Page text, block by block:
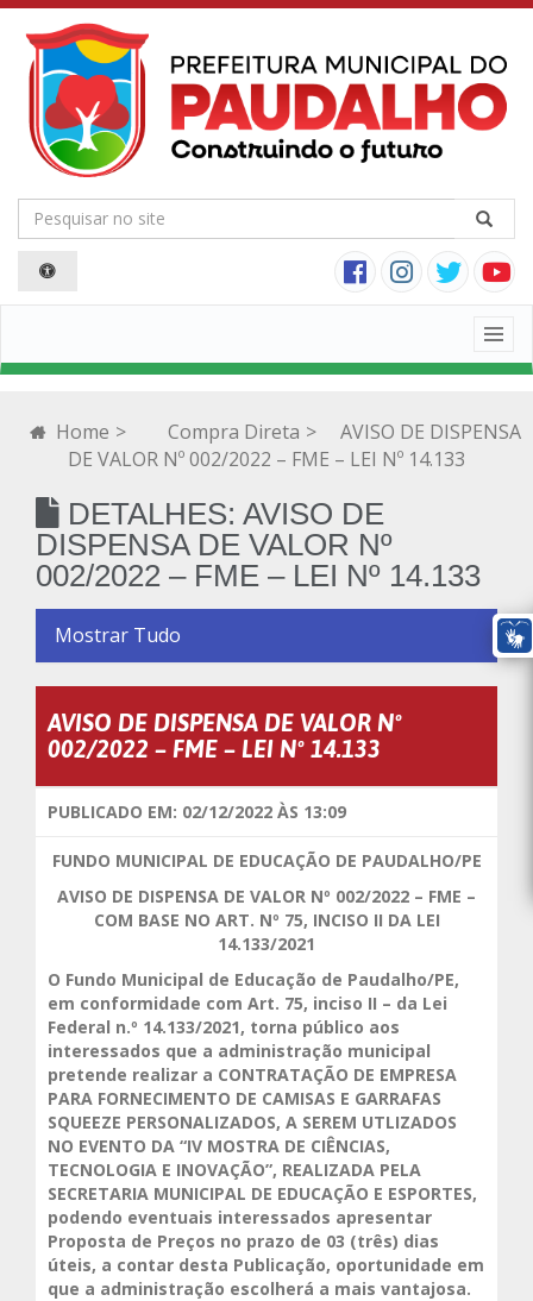
Home > Compra Direta >
AVISO DE DISPENSA
DE VALOR Nº 002/2022 – FME – LEI Nº 14.133
DETALHES: AVISO DE
DISPENSA DE VALOR Nº
002/2022 – FME – LEI Nº 14.133
Mostrar Tudo
AVISO DE DISPENSA DE VALOR Nº
002/2022 – FME – LEI Nº 14.133
PUBLICADO EM: 02/12/2022 ÀS 13:09
FUNDO MUNICIPAL DE EDUCAÇÃO DE PAUDALHO/PE
AVISO DE DISPENSA DE VALOR Nº 002/2022 – FME –
COM BASE NO ART. Nº 75, INCISO II DA LEI
14.133/2021
O Fundo Municipal de Educação de Paudalho/PE,
em conformidade com Art. 75, inciso II – da Lei
Federal n.º 14.133/2021, torna público aos
interessados que a administração municipal
pretende realizar a CONTRATAÇÃO DE EMPRESA
PARA FORNECIMENTO DE CAMISAS E GARRAFAS
SQUEEZE PERSONALIZADOS, A SEREM UTLIZADOS
NO EVENTO DA “IV MOSTRA DE CIÊNCIAS,
TECNOLOGIA E INOVAÇÃO”, REALIZADA PELA
SECRETARIA MUNICIPAL DE EDUCAÇÃO E ESPORTES,
podendo eventuais interessados apresentar
Proposta de Preços no prazo de 03 (três) dias
úteis, a contar desta Publicação, oportunidade em
que a administração escolherá a mais vantajosa.